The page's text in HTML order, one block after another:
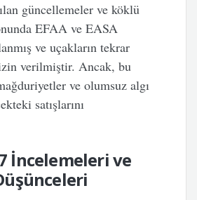
güncellemeler ve köklü
EFAA ve EASA
ve uçakların tekrar
verilmiştir. Ancak, bu
ve olumsuz algı
satışlarını
İncelemeleri ve